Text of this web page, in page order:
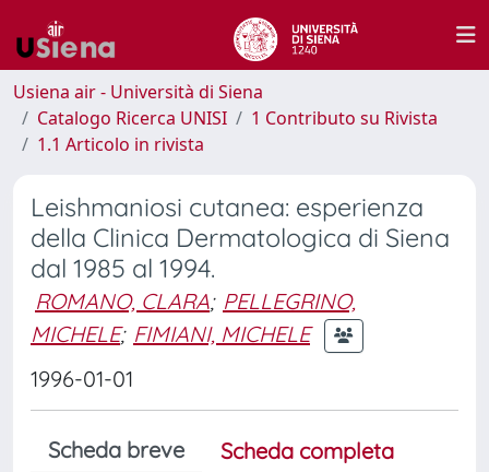
Usiena air - Università di Siena
Catalogo Ricerca UNISI
1 Contributo su Rivista
1.1 Articolo in rivista
Leishmaniosi cutanea: esperienza
della Clinica Dermatologica di Siena
dal 1985 al 1994.
ROMANO, CLARA; PELLEGRINO,
MICHELE; FIMIANI, MICHELE
1996-01-01
Scheda breve
Scheda completa